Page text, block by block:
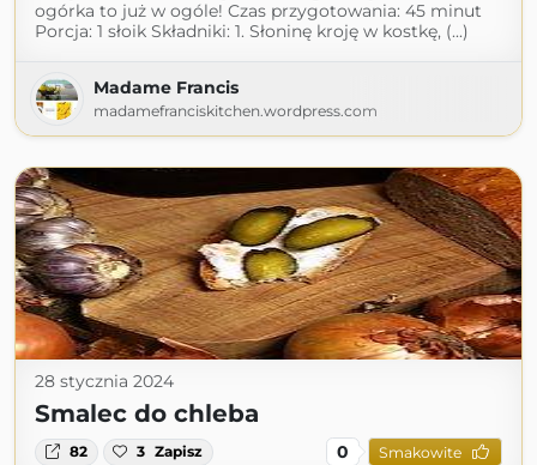
ogórka to już w ogóle! Czas przygotowania: 45 minut
Porcja: 1 słoik Składniki: 1. Słoninę kroję w kostkę, (...)
Madame Francis
madamefranciskitchen.wordpress.com
28 stycznia 2024
Smalec do chleba
82 3 Zapisz 0 Smakowite